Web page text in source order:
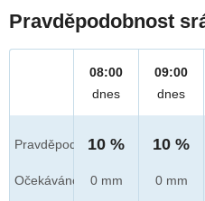
Pravděpodobnost
Pravděpod.
Očekáváno
08:00
dnes
10 %
0 mm
09:00
dnes
10 %
0 mm